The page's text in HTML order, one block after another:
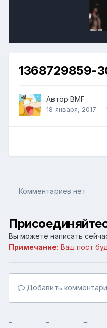
1368729859-
Автор BMF
18 января, 2017
Комментариев нет
Вы можете написать
Примечание: Ваш пост
Добавить
Главная Галерея